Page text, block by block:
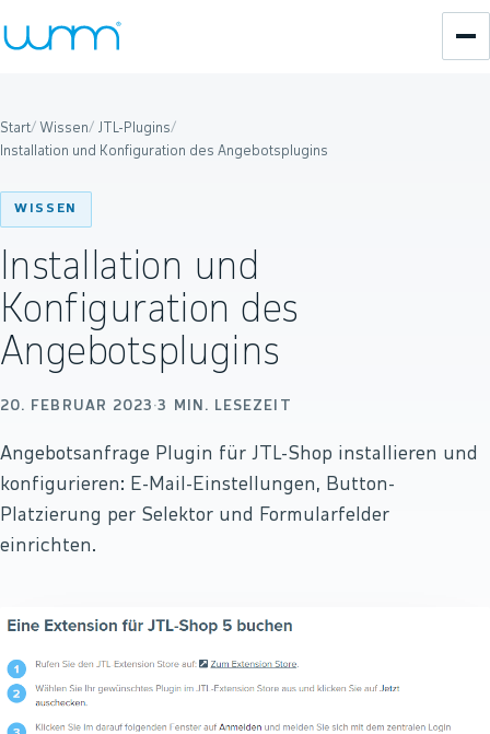
Start/ Wissen/ JTL-Plugins/
Installation und Konfiguration des Angebotsplugins
WISSEN
Installation und
Konfiguration des
Angebotsplugins
20. FEBRUAR 2023 ·3 MIN. LESEZEIT
Angebotsanfrage Plugin für JTL-Shop installieren und
konfigurieren: E-Mail-Einstellungen, Button-
Platzierung per Selektor und Formularfelder
einrichten.